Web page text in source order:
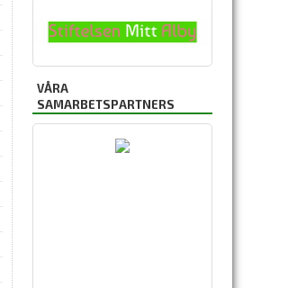
VÅRA
SAMARBETSPARTNERS